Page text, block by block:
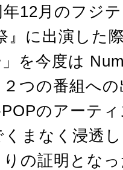
12月のフジ
』に出演した
を今度は
つの番組へ
のアーテ
まなく浸透
の証明とな